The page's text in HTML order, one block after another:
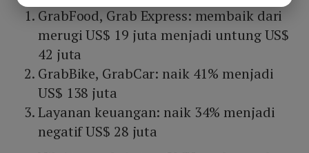
GrabFood, Grab Express: membaik dari
merugi US$ 19 juta menjadi untung US$
42 juta
GrabBike, GrabCar: naik 41% menjadi
US$ 138 juta
Layanan keuangan: naik 34% menjadi
negatif US$ 28 juta